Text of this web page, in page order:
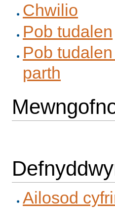
Chwilio
Pob tudalen
Pob
parth
Ailosod